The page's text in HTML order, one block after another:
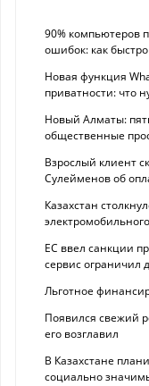
90% компьютеров
ошибок: как
Новая функция
приватности: что
Новый Алматы:
общественные
Взрослый клиент
Сулейменов об
Казахстан
ЕС ввел санкции
сервис ограничил
Льготное
Появился свежий
его возглавил
В Казахстане
социально